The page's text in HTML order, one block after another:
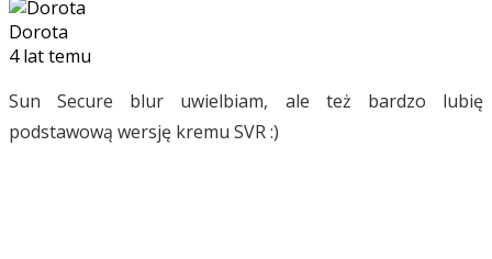
Dorota
4 lat temu
Sun Secure blur uwielbiam, ale też bardzo lubię
podstawową wersję kremu SVR :)